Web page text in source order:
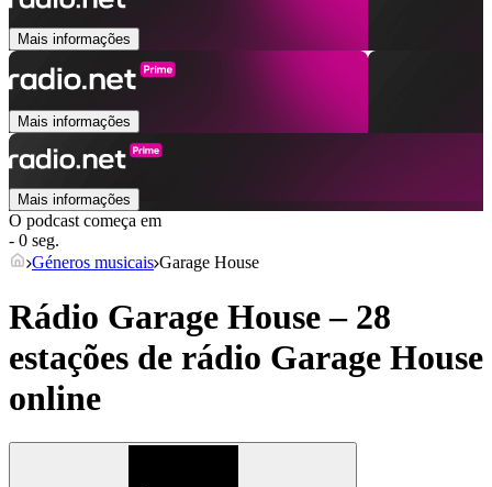
Mais informações
Mais informações
Mais informações
O podcast começa em
- 0 seg.
Géneros musicais Garage House
Rádio Garage House – 28
estações de rádio Garage House
online